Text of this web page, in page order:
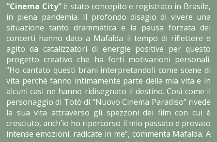
“Cinema City”è stato concepito e registrato in Brasile,
in piena pandemia. Il profondo disagio di vivere una
situazione tanto drammatica e la pausa forzata dei
concerti hanno dato a Mafalda il tempo di riflettere e
agito da catalizzatori di energie positive per questo
progetto creativo che ha forti motivazioni personali.
“Ho cantato questi brani interpretandoli come scene di
vita perché fanno intimamente parte della mia vita e in
alcuni casi ne hanno ridisegnato il destino. Così come il
personaggio di Totò di “Nuovo Cinema Paradiso” rivede
la sua vita attraverso gli spezzoni dei film con cui è
cresciuto, anch’io ho ripercorso il mio passato e provato
intense emozioni, radicate in me”, commenta Mafalda. A